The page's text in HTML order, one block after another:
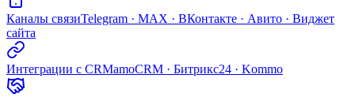
Каналы связиTelegram · MAX · ВКонтакте · Авито · Виджет
сайта
Интеграции с CRMamoCRM · Битрикс24 · Kommo